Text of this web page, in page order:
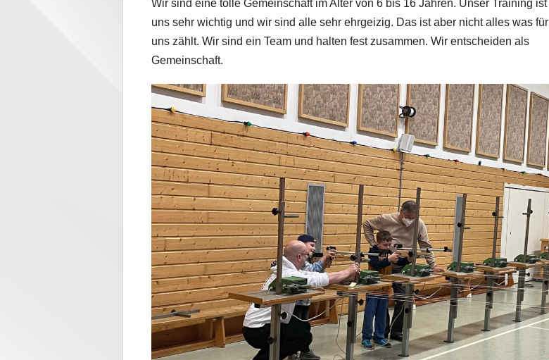
Wir sind eine tolle Gemeinschaft im Alter von 6 bis 16 Jahren. Unser Training ist
uns sehr wichtig und wir sind alle sehr ehrgeizig. Das ist aber nicht alles was für
uns zählt. Wir sind ein Team und halten fest zusammen. Wir entscheiden als
Gemeinschaft.